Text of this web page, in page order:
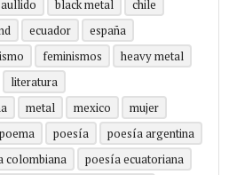
aullido black metal
chile
ecuador
españa
feminismos
heavy metal
literatura
metal mexico
mujer
poema poesía
poesía argentina
colombiana
poesía ecuatoriana